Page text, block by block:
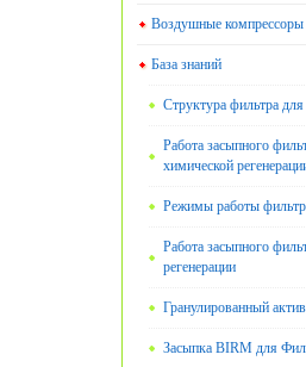
Воздушные компрессоры
База знаний
Структура фильтра
Работа засыпного
химической
Режимы работы
Работа засыпного
регенерации
Гранулированный
Засыпка BIRM для